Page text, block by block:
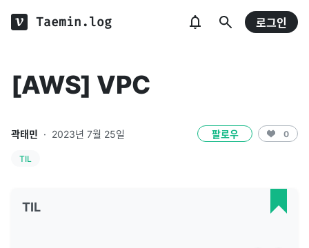
Taemin.log 로그인
[AWS] VPC
곽태민 · 2023년 7월 25일 팔로우 0
TIL
TIL